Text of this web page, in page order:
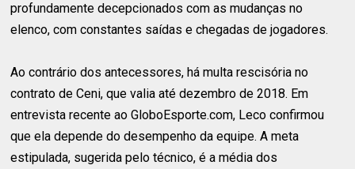
profundamente decepcionados com as mudanças no
elenco, com constantes saídas e chegadas de jogadores.
Ao contrário dos antecessores, há multa rescisória no
contrato de Ceni, que valia até dezembro de 2018. Em
entrevista recente ao GloboEsporte.com, Leco confirmou
que ela depende do desempenho da equipe. A meta
estipulada, sugerida pelo técnico, é a média dos